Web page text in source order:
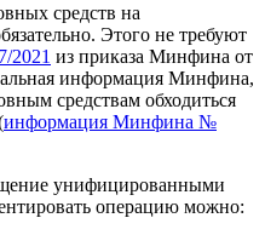
средств на
Этого не требуют
2021 из приказа Минфина от
информация Минфина,
средствам обходиться
информация Минфина №
унифицированными
операцию можно: